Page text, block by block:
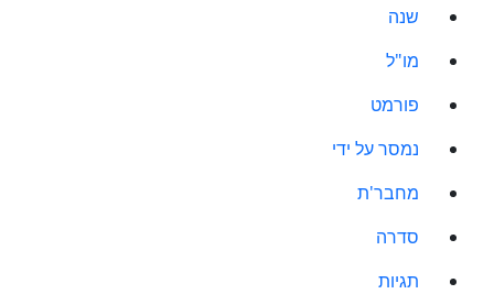
שנה
מו"ל
פורמט
נמסר על ידי
מחבר'ת
סדרה
תגיות